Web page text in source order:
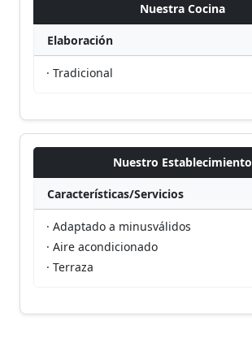
Nuestra Cocina
Elaboración
· Tradicional
Nuestro Establecimiento
Características/Servicios
· Adaptado a minusválidos
· Aire acondicionado
· Terraza